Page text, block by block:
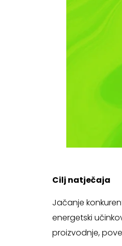
Cilj natječaja
Jačanje
energetski
proizvodnje,